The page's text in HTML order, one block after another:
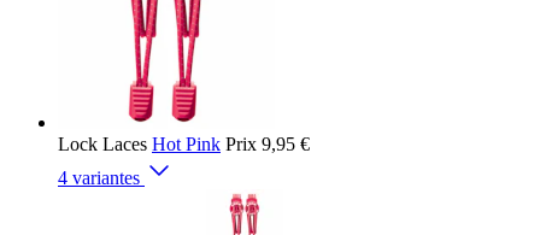
Lock Laces Hot Pink Prix 9,95 €
4 variantes